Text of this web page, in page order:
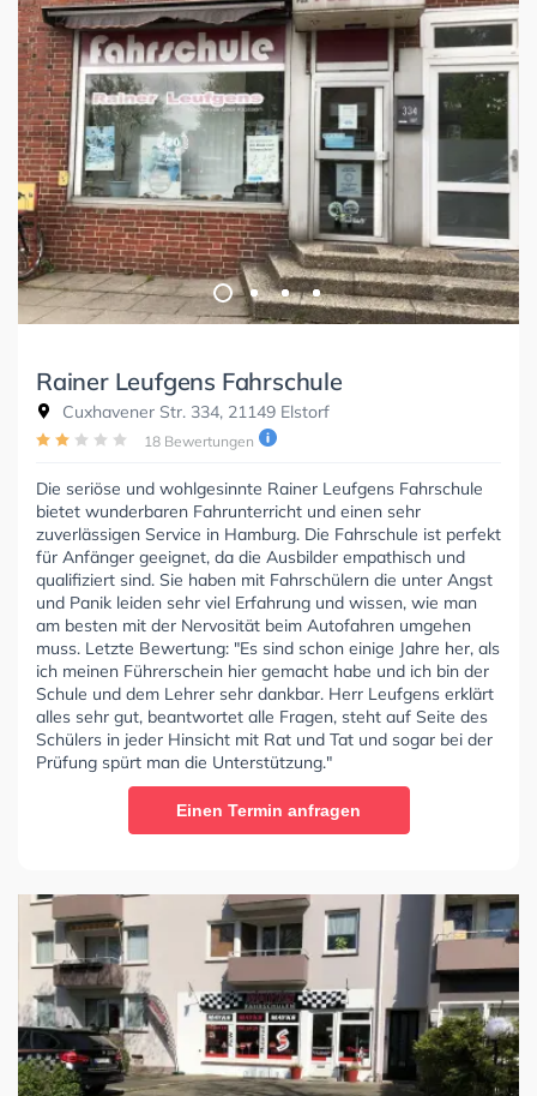
Rainer Leufgens Fahrschule
Cuxhavener Str. 334, 21149 Elstorf
18 Bewertungen
Die seriöse und wohlgesinnte Rainer Leufgens Fahrschule
bietet wunderbaren Fahrunterricht und einen sehr
zuverlässigen Service in Hamburg. Die Fahrschule ist perfekt
für Anfänger geeignet, da die Ausbilder empathisch und
qualifiziert sind. Sie haben mit Fahrschülern die unter Angst
und Panik leiden sehr viel Erfahrung und wissen, wie man
am besten mit der Nervosität beim Autofahren umgehen
muss. Letzte Bewertung: "Es sind schon einige Jahre her, als
ich meinen Führerschein hier gemacht habe und ich bin der
Schule und dem Lehrer sehr dankbar. Herr Leufgens erklärt
alles sehr gut, beantwortet alle Fragen, steht auf Seite des
Schülers in jeder Hinsicht mit Rat und Tat und sogar bei der
Prüfung spürt man die Unterstützung."
Einen Termin anfragen